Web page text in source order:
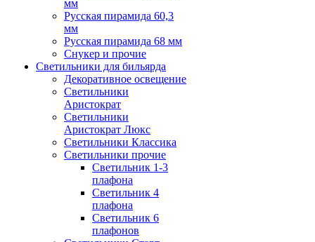
мм
Русская пирамида 60,3
мм
Русская пирамида 68 мм
Снукер и прочие
Светильники для бильярда
Декоративное освещение
Светильники
Аристократ
Светильники
Аристократ Люкс
Светильники Классика
Светильники прочие
Светильник 1-3
плафона
Светильник 4
плафона
Светильник 6
плафонов